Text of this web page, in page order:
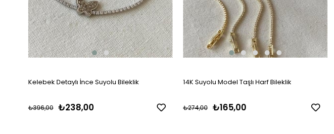
Kelebek Detaylı İnce Suyolu Bileklik
₺238,00
₺396,00
14K Suyolu Model Taşlı Harf Bileklik
₺165,00
₺274,00